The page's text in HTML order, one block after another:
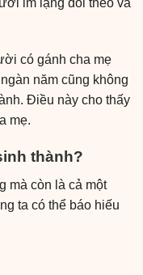
có gánh cha mẹ
năm cũng không
Điều này cho thấy
mẹ.
thành?
mà còn là cả một
ta có thể báo hiếu